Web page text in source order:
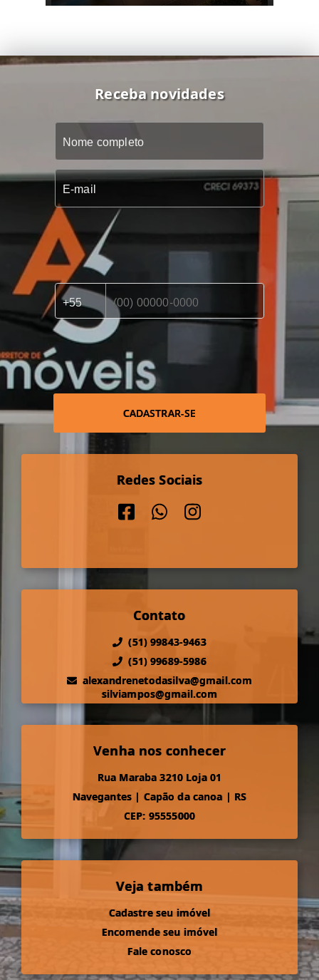
Receba novidades
CADASTRAR-SE
Redes Sociais
Contato
(51) 99843-9463
(51) 99689-5986
alexandrenetodasilva@gmail.com
silviampos@gmail.com
Venha nos conhecer
Rua Maraba 3210 Loja 01
Navegantes | Capão da canoa | RS
CEP: 95555000
Veja também
Cadastre seu imóvel
Encomende seu imóvel
Fale conosco